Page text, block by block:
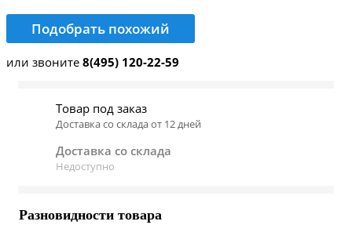
Подобрать похожий
или звоните 8(495) 120-22-59
Товар под заказ
Доставка со склада от 12 дней
Доставка со склада
Недоступно
Разновидности товара